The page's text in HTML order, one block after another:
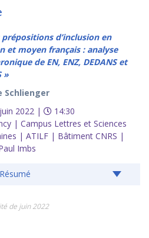
prépositions d’inclusion en
et moyen français : analyse
de EN, ENZ, DEDANS et
»
Schlienger
2022 |
14:30
| Campus Lettres et Sciences
| ATILF | Bâtiment CNRS |
Imbs
Résumé
de juin 2022